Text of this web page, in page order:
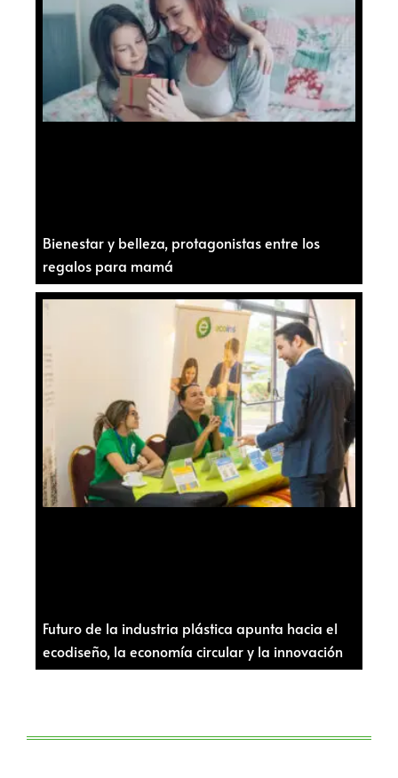
Bienestar y belleza, protagonistas entre los
regalos para mamá
Futuro de la industria plástica apunta hacia el
ecodiseño, la economía circular y la innovación